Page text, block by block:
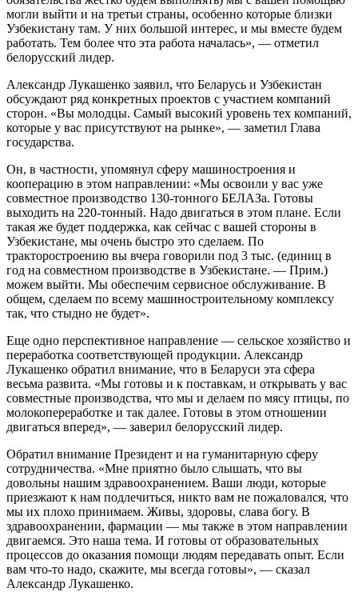
могли выйти и на третьи страны, особенно которые близки
Узбекистану там. У них большой интерес, и мы вместе будем
работать. Тем более что эта работа началась», — отметил
белорусский лидер.
Александр Лукашенко заявил, что Беларусь и Узбекистан
обсуждают ряд конкретных проектов с участием компаний
сторон. «Вы молодцы. Самый высокий уровень тех компаний,
которые у вас присутствуют на рынке», — заметил Глава
государства.
Он, в частности, упомянул сферу машиностроения и
кооперацию в этом направлении: «Мы освоили у вас уже
совместное производство 130-тонного БЕЛАЗа. Готовы
выходить на 220-тонный. Надо двигаться в этом плане. Если
такая же будет поддержка, как сейчас с вашей стороны в
Узбекистане, мы очень быстро это сделаем. По
тракторостроению вы вчера говорили под 3 тыс. (единиц в
год на совместном производстве в Узбекистане. — Прим.)
можем выйти. Мы обеспечим сервисное обслуживание. В
общем, сделаем по всему машиностроительному комплексу
так, что стыдно не будет».
Еще одно перспективное направление — сельское хозяйство и
переработка соответствующей продукции. Александр
Лукашенко обратил внимание, что в Беларуси эта сфера
весьма развита. «Мы готовы и к поставкам, и открывать у вас
совместные производства, что мы и делаем по мясу птицы, по
молокопереработке и так далее. Готовы в этом отношении
двигаться вперед», — заверил белорусский лидер.
Обратил внимание Президент и на гуманитарную сферу
сотрудничества. «Мне приятно было слышать, что вы
довольны нашим здравоохранением. Ваши люди, которые
приезжают к нам подлечиться, никто вам не пожаловался, что
мы их плохо принимаем. Живы, здоровы, слава богу. В
здравоохранении, фармации — мы также в этом направлении
двигаемся. Это наша тема. И готовы от образовательных
процессов до оказания помощи людям передавать опыт. Если
вам что-то надо, скажите, мы всегда готовы», — сказал
Александр Лукашенко.